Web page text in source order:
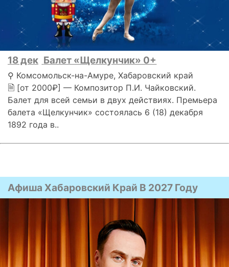
18 дек Балет «Щелкунчик» 0+
⚲ Комсомольск-на-Амуре, Хабаровский край
🗎 [от 2000₽] — Композитор П.И. Чайковский.
Балет для всей семьи в двух действиях. Премьера
балета «Щелкунчик» состоялась 6 (18) декабря
1892 года в..
Афиша Хабаровский Край В 2027 Году